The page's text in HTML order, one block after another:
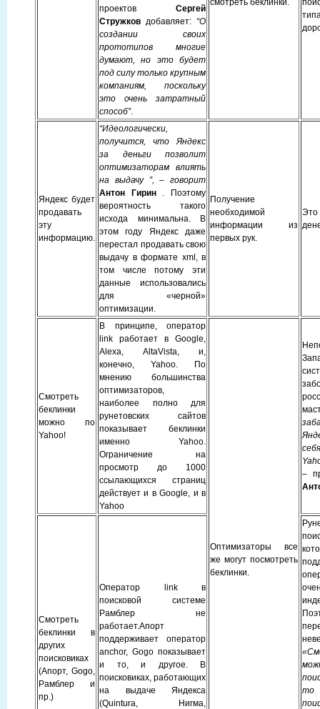
проектов Сергей
Стружков добавляет: “О
создании своих
прототипов многие
думают, но это будет
под силу только крупным
компаниям, поскольку
это очень затратный
способ”.
смотреть беклинки.
Яндекс будет
продавать
эту
информацию.
“Идеологически,
получится, что Яндекс
за деньги позволит
оптимизаторам влиять
на выдачу ”, – говорит
Антон Гирин. Поэтому
вероятность такого
исхода минимальна. В
этом году Яндекс даже
перестал продавать свою
выдачу в формате xml, в
том числе потому эти
данные использовались
для «черной»
оптимизации.
Получение
необходимой
информации из
первых рук.
Смотреть
беклинки
можно по
Yahoo!
В принципе, оператор
link работает в Google,
Alexa, AltaVista, и,
конечно, Yahoo. По
мнению большинства
оптимизаторов,
наиболее полно для
рунетовских сайтов
показывает беклинки
именно Yahoo.
Ограничение на
просмотр до 1000
ссылающихся страниц
действует и в Google, и в
Yahoo
Оптимизаторы все
же могут посмотреть
беклинки.
–
Смотреть
беклинки в
других
поисковиках
(Апорт, Gogo,
Рамблер и
пр.)
Оператор link в
поисковой системе
Рамблер не
работает.Апорт
поддерживает оператор
anchor, Gogo показывает
и то, и другое. В
поисковиках, работающих
на выдаче Яндекса
(Quintura, Нигма,
то